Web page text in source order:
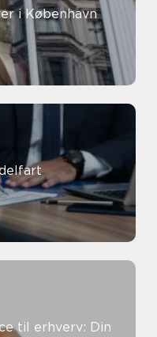
i København
til erhverv: Din